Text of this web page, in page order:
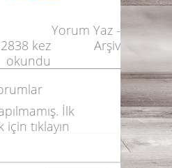
Yorum Yaz -
Arşiv
2838 kez
okundu
İlk
için tıklayın